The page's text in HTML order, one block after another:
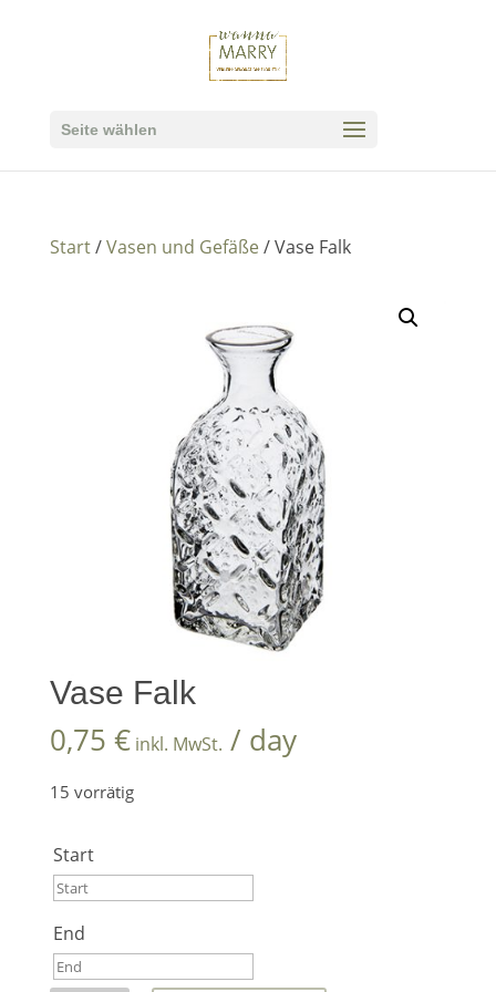
Seite wählen
Start/Vasen und Gefäße / Vase Falk
Vase Falk
0,75 € inkl. MwSt. / day
15 vorrätig
Start
August
End